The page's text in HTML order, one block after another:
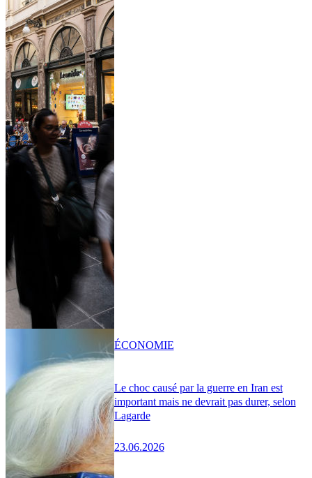
Le choc causé par la guerre en Iran est
important mais ne devrait pas durer, selon
Lagarde
23.06.2026
ÉCONOMIE